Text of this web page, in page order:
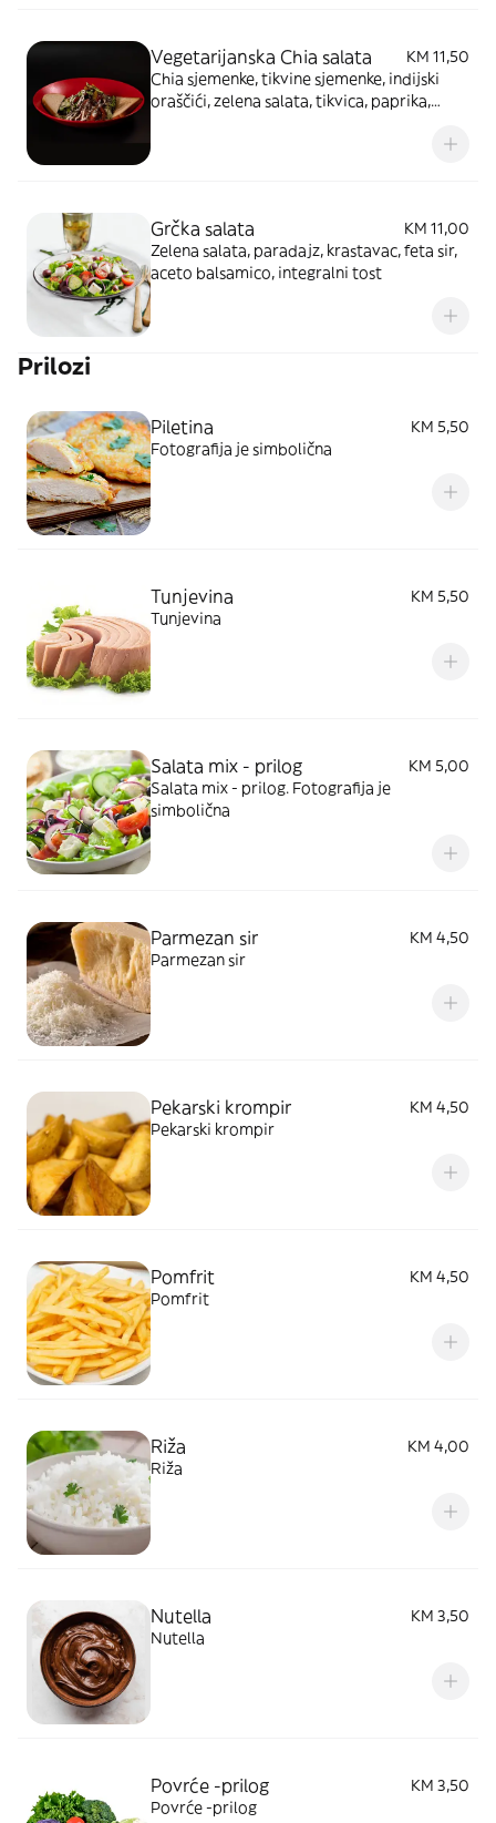
Vegetarijanska Chia salata
KM 11,50
Chia sjemenke, tikvine sjemenke, indijski
oraščići, zelena salata, tikvica, paprika,
Grčka salata
KM 11,00
Zelena salata, paradajz, krastavac, feta sir,
aceto balsamico, integralni tost
Prilozi
Piletina
KM 5,50
Fotografija je simbolična
Tunjevina
KM 5,50
Tunjevina
Salata mix - prilog
KM 5,00
Salata mix - prilog. Fotografija je
simbolična
Parmezan sir
KM 4,50
Parmezan sir
Pekarski krompir
KM 4,50
Pekarski krompir
Pomfrit
KM 4,50
Pomfrit
Riža
KM 4,00
Riža
Nutella
KM 3,50
Nutella
Povrće -prilog
KM 3,50
Povrće -prilog